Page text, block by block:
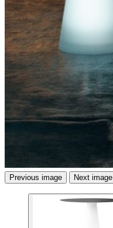
Previous image Next image